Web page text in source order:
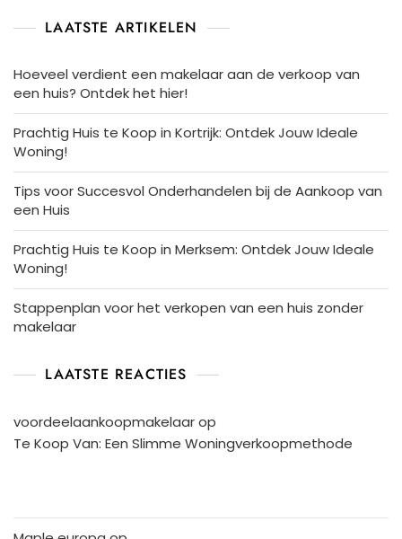
LAATSTE ARTIKELEN
Hoeveel verdient een makelaar aan de verkoop van
een huis? Ontdek het hier!
Prachtig Huis te Koop in Kortrijk: Ontdek Jouw Ideale
Woning!
Tips voor Succesvol Onderhandelen bij de Aankoop van
een Huis
Prachtig Huis te Koop in Merksem: Ontdek Jouw Ideale
Woning!
Stappenplan voor het verkopen van een huis zonder
makelaar
LAATSTE REACTIES
voordeelaankoopmakelaarop
Te Koop Van: Een Slimme Woningverkoopmethode